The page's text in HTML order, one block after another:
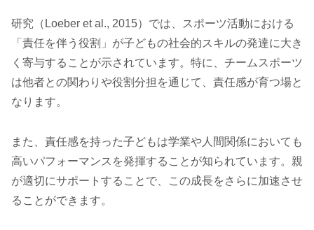
研究（Loeber et al., 2015）では、スポーツ活動における
「責任を伴う役割」が子どもの社会的スキルの発達に大き
く寄与することが示されています。特に、チームスポーツ
は他者との関わりや役割分担を通じて、責任感が育つ場と
なります。
また、責任感を持った子どもは学業や人間関係においても
高いパフォーマンスを発揮することが知られています。親
が適切にサポートすることで、この成長をさらに加速させ
ることができます。